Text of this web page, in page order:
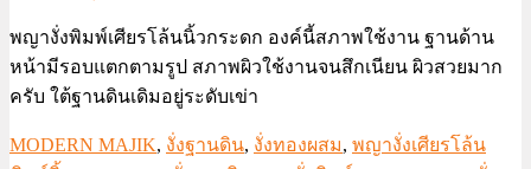
พญางั่งพิมพ์เศียรโล้นนิ้วกระดก องค์นี้สภาพใช้งาน ฐานด้าน
หน้ามีรอบแตกตามรูป สภาพผิวใช้งานจนสึกเนียน ผิวสวยมาก
ครับ ใต้ฐานดินเดิมอยู่ระดับเข่า
MODERN MAJIK, งั่งฐานดิน, งั่งทองผสม, พญางั่งเศียรโล้น